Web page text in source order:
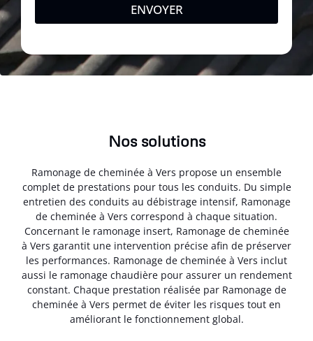
ENVOYER
Nos solutions
Ramonage de cheminée à Vers propose un ensemble
complet de prestations pour tous les conduits. Du simple
entretien des conduits au débistrage intensif, Ramonage
de cheminée à Vers correspond à chaque situation.
Concernant le ramonage insert, Ramonage de cheminée
à Vers garantit une intervention précise afin de préserver
les performances. Ramonage de cheminée à Vers inclut
aussi le ramonage chaudière pour assurer un rendement
constant. Chaque prestation réalisée par Ramonage de
cheminée à Vers permet de éviter les risques tout en
améliorant le fonctionnement global.